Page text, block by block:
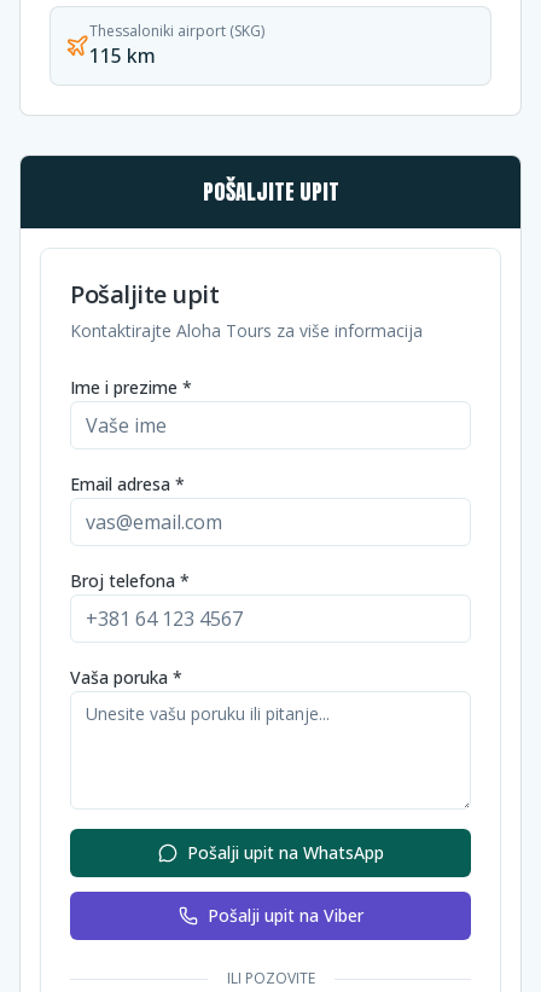
Thessaloniki airport (SKG)
115 km
POŠALJITE UPIT
Pošaljite upit
Kontaktirajte Aloha Tours za više informacija
Ime i prezime *
Email adresa *
Broj telefona *
Vaša poruka *
Pošalji upit na WhatsApp
Pošalji upit na Viber
ILI POZOVITE